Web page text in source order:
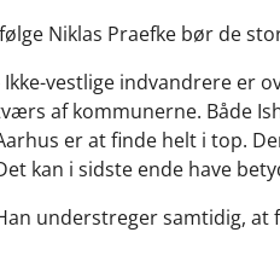
Niklas Praefke bør de
Ikke-vestlige indvandrere er
af kommunerne. Både
er at finde helt i top.
kan i sidste ende have
understreger samtidig, at